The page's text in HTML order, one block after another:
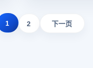
1 2 下一页